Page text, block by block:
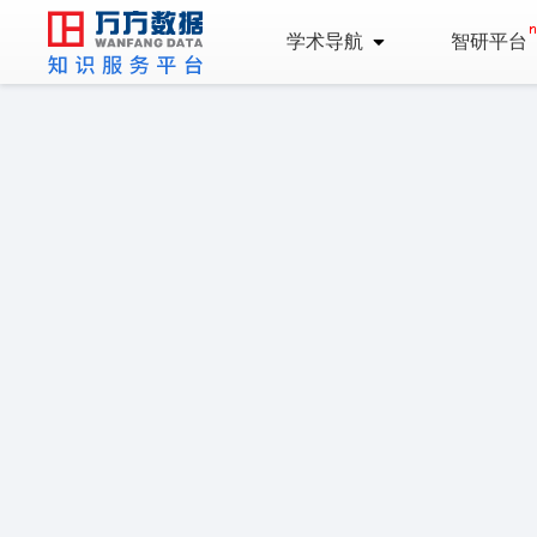
学术导航 智研平台